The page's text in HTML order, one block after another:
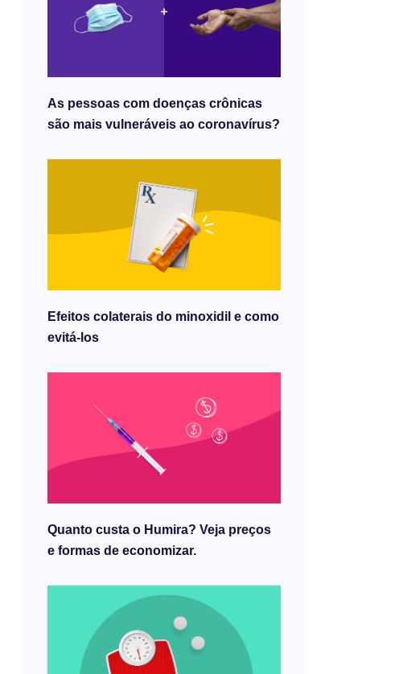
As pessoas com doenças crônicas
são mais vulneráveis ​​ao coronavírus?
Efeitos colaterais do minoxidil e como
evitá-los
Quanto custa o Humira? Veja preços
e formas de economizar.